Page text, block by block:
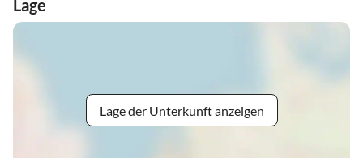
Lage
Lage der Unterkunft anzeigen